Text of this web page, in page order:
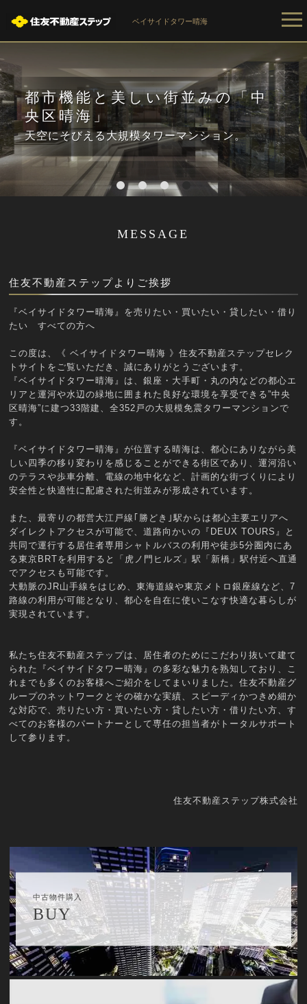
ベイサイドタワー晴海
都市機能と美しい街並みの「中
央区晴海」
天空にそびえる大規模タワーマンション。
MESSAGE
住友不動産ステップよりご挨拶
『ベイサイドタワー晴海』を売りたい・買いたい・貸したい・借り
たい すべての方へ
この度は、《 ベイサイドタワー晴海 》住友不動産ステップセレク
トサイトをご覧いただき、誠にありがとうございます。
『ベイサイドタワー晴海』は、銀座・大手町・丸の内などの都心エ
リアと運河や水辺の緑地に囲まれた良好な環境を享受できる”中央
区晴海”に建つ33階建、全352戸の大規模免震タワーマンションで
す。
『ベイサイドタワー晴海』が位置する晴海は、都心にありながら美
しい四季の移り変わりを感じることができる街区であり、運河沿い
のテラスや歩車分離、電線の地中化など、計画的な街づくりにより
安全性と快適性に配慮された街並みが形成されています。
また、最寄りの都営大江戸線｢勝どき｣駅からは都心主要エリアへ
ダイレクトアクセスが可能で、道路向かいの『DEUX TOURS』と
共同で運行する居住者専用シャトルバスの利用や徒歩5分圏内にあ
る東京BRTを利用すると「虎ノ門ヒルズ」駅「新橋」駅付近へ直通
でアクセスも可能です。
大動脈のJR山手線をはじめ、東海道線や東京メトロ銀座線など、7
路線の利用が可能となり、都心を自在に使いこなす快適な暮らしが
実現されています。
私たち住友不動産ステップは、居住者のためにこだわり抜いて建て
られた『ベイサイドタワー晴海』の多彩な魅力を熟知しており、こ
れまでも多くのお客様へご紹介をしてまいりました。住友不動産グ
ループのネットワークとその確かな実績、スピーディかつきめ細か
な対応で、売りたい方・買いたい方・貸したい方・借りたい方、す
べてのお客様のパートナーとして専任の担当者がトータルサポート
して参ります。
住友不動産ステップ株式会社
中古物件購入
BUY